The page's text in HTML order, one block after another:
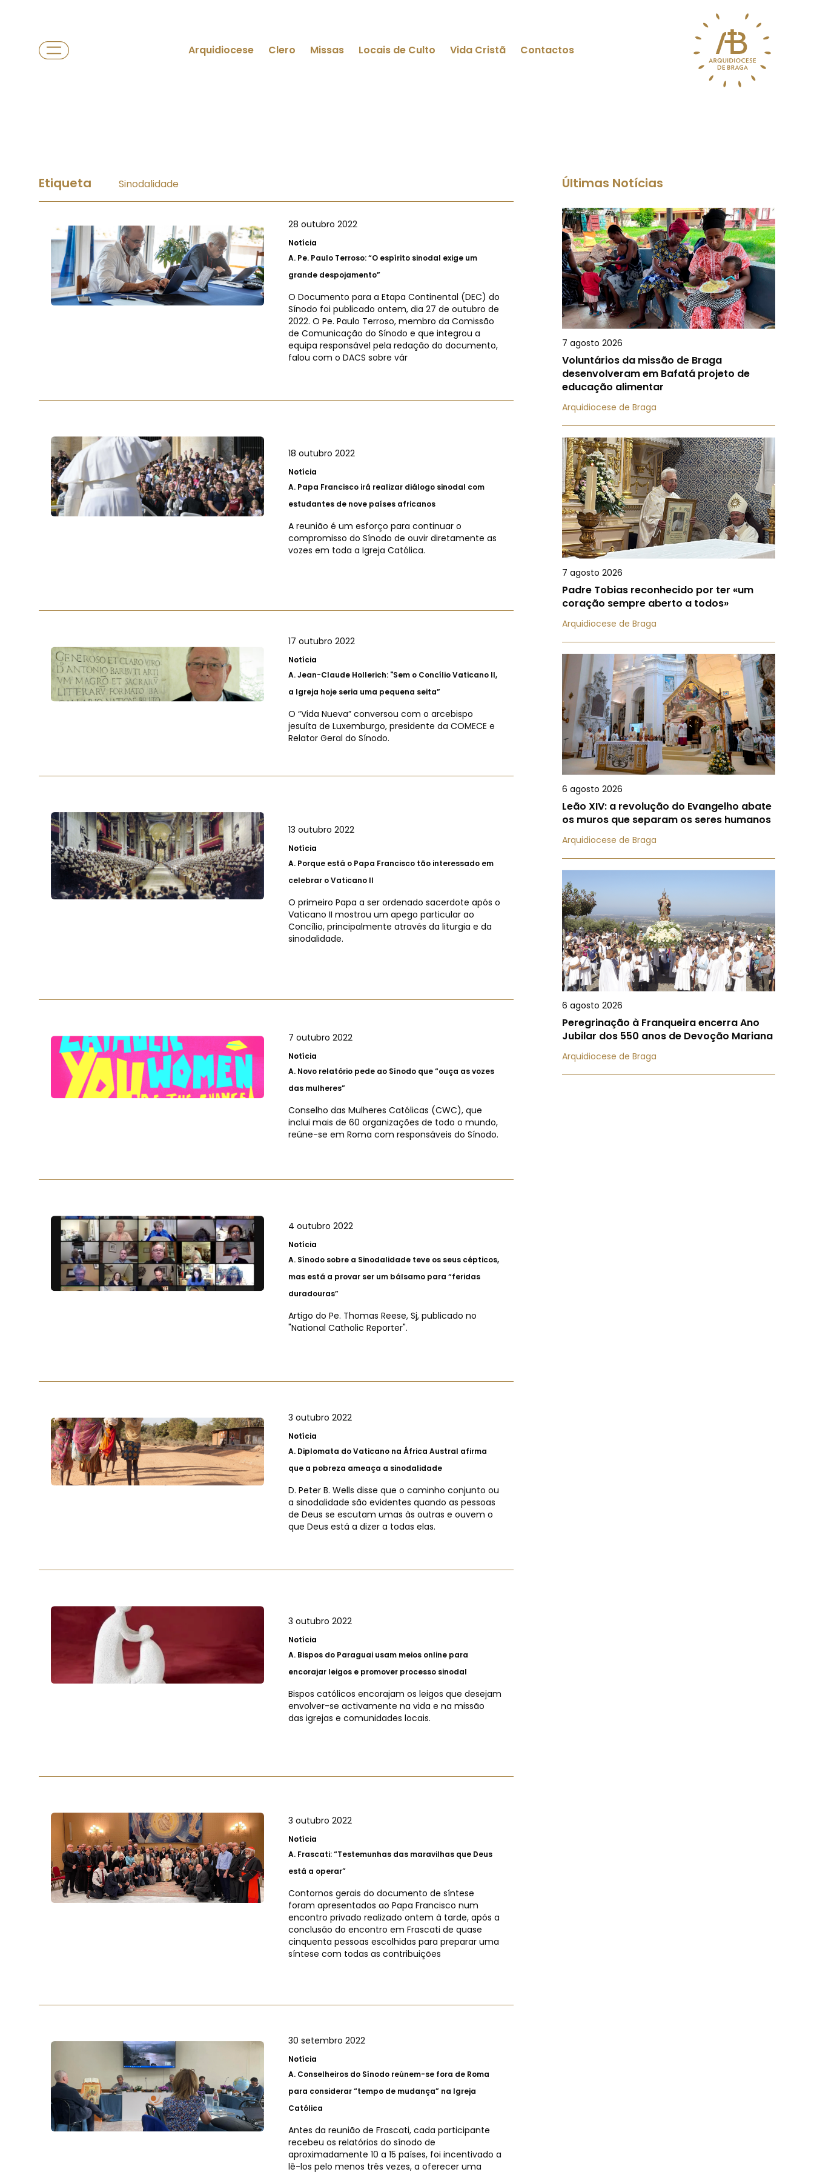
Arquidiocese Clero Missas Locais de Culto Vida Cristã Contactos
Etiqueta Sinodalidade
28 outubro 2022
Notícia
A. Pe. Paulo Terroso: “O espírito sinodal exige um
grande despojamento”
O Documento para a Etapa Continental (DEC) do
Sínodo foi publicado ontem, dia 27 de outubro de
2022. O Pe. Paulo Terroso, membro da Comissão
de Comunicação do Sínodo e que integrou a
equipa responsável pela redação do documento,
falou com o DACS sobre vár
18 outubro 2022
Notícia
A. Papa Francisco irá realizar diálogo sinodal com
estudantes de nove países africanos
A reunião é um esforço para continuar o
compromisso do Sínodo de ouvir diretamente as
vozes em toda a Igreja Católica.
17 outubro 2022
Notícia
A.Jean-Claude Hollerich: "Sem o Concílio Vaticano II,
a Igreja hoje seria uma pequena seita”
O “Vida Nueva” conversou com o arcebispo
jesuíta de Luxemburgo, presidente da COMECE e
Relator Geral do Sínodo.
13 outubro 2022
Notícia
A. Porque está o Papa Francisco tão interessado em
celebrar o Vaticano II
O primeiro Papa a ser ordenado sacerdote após o
Vaticano II mostrou um apego particular ao
Concílio, principalmente através da liturgia e da
sinodalidade.
7 outubro 2022
Notícia
A. Novo relatório pede ao Sínodo que “ouça as vozes
das mulheres”
Conselho das Mulheres Católicas (CWC), que
inclui mais de 60 organizações de todo o mundo,
reúne-se em Roma com responsáveis do Sínodo.
4 outubro 2022
Notícia
A. Sínodo sobre a Sinodalidade teve os seus cépticos,
mas está a provar ser um bálsamo para “feridas
duradouras”
Artigo do Pe. Thomas Reese, Sj, publicado no
"National Catholic Reporter".
3 outubro 2022
Notícia
A. Diplomata do Vaticano na África Austral afirma
que a pobreza ameaça a sinodalidade
D. Peter B. Wells disse que o caminho conjunto ou
a sinodalidade são evidentes quando as pessoas
de Deus se escutam umas às outras e ouvem o
que Deus está a dizer a todas elas.
3 outubro 2022
Notícia
A. Bispos do Paraguai usam meios online para
encorajar leigos e promover processo sinodal
Bispos católicos encorajam os leigos que desejam
envolver-se activamente na vida e na missão
das igrejas e comunidades locais.
3 outubro 2022
Notícia
A. Frascati: “Testemunhas das maravilhas que Deus
está a operar”
Contornos gerais do documento de síntese
foram apresentados ao Papa Francisco num
encontro privado realizado ontem à tarde, após a
conclusão do encontro em Frascati de quase
cinquenta pessoas escolhidas para preparar uma
síntese com todas as contribuições
30 setembro 2022
Notícia
A. Conselheiros do Sínodo reúnem-se fora de Roma
para considerar “tempo de mudança” na Igreja
Católica
Antes da reunião de Frascati, cada participante
recebeu os relatórios do sínodo de
aproximadamente 10 a 15 países, foi incentivado a
lê-los pelo menos três vezes, a oferecer uma
Últimas Notícias
7 agosto 2026
Voluntários da missão de Braga
desenvolveram em Bafatá projeto de
educação alimentar
Arquidiocese de Braga
7 agosto 2026
Padre Tobias reconhecido por ter «um
coração sempre aberto a todos»
Arquidiocese de Braga
6 agosto 2026
Leão XIV: a revolução do Evangelho abate
os muros que separam os seres humanos
Arquidiocese de Braga
6 agosto 2026
Peregrinação à Franqueira encerra Ano
Jubilar dos 550 anos de Devoção Mariana
Arquidiocese de Braga